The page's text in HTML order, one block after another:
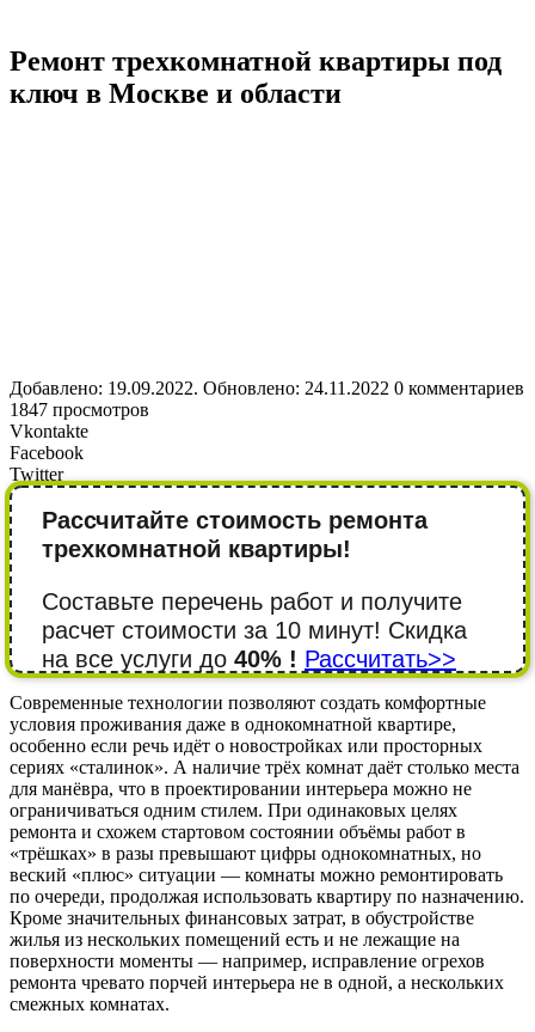
Ремонт трехкомнатной квартиры под
ключ в Москве и области
Добавлено: 19.09.2022. Обновлено: 24.11.2022 0 комментариев
1847 просмотров
Vkontakte
Facebook
Twitter
Рассчитайте стоимость ремонта
трехкомнатной квартиры!
Составьте перечень работ и получите
расчет стоимости за 10 минут! Cкидка
на все услуги до 40% ! Рассчитать>>
Современные технологии позволяют создать комфортные
условия проживания даже в однокомнатной квартире,
особенно если речь идёт о новостройках или просторных
сериях «сталинок». А наличие трёх комнат даёт столько места
для манёвра, что в проектировании интерьера можно не
ограничиваться одним стилем. При одинаковых целях
ремонта и схожем стартовом состоянии объёмы работ в
«трёшках» в разы превышают цифры однокомнатных, но
веский «плюс» ситуации — комнаты можно ремонтировать
по очереди, продолжая использовать квартиру по назначению.
Кроме значительных финансовых затрат, в обустройстве
жилья из нескольких помещений есть и не лежащие на
поверхности моменты — например, исправление огрехов
ремонта чревато порчей интерьера не в одной, а нескольких
смежных комнатах.